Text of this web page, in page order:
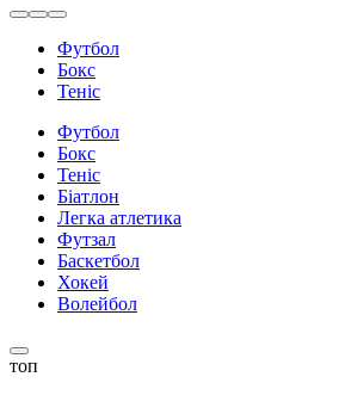
Футбол
Бокс
Теніс
Футбол
Бокс
Теніс
Біатлон
Легка атлетика
Футзал
Баскетбол
Хокей
Волейбол
топ